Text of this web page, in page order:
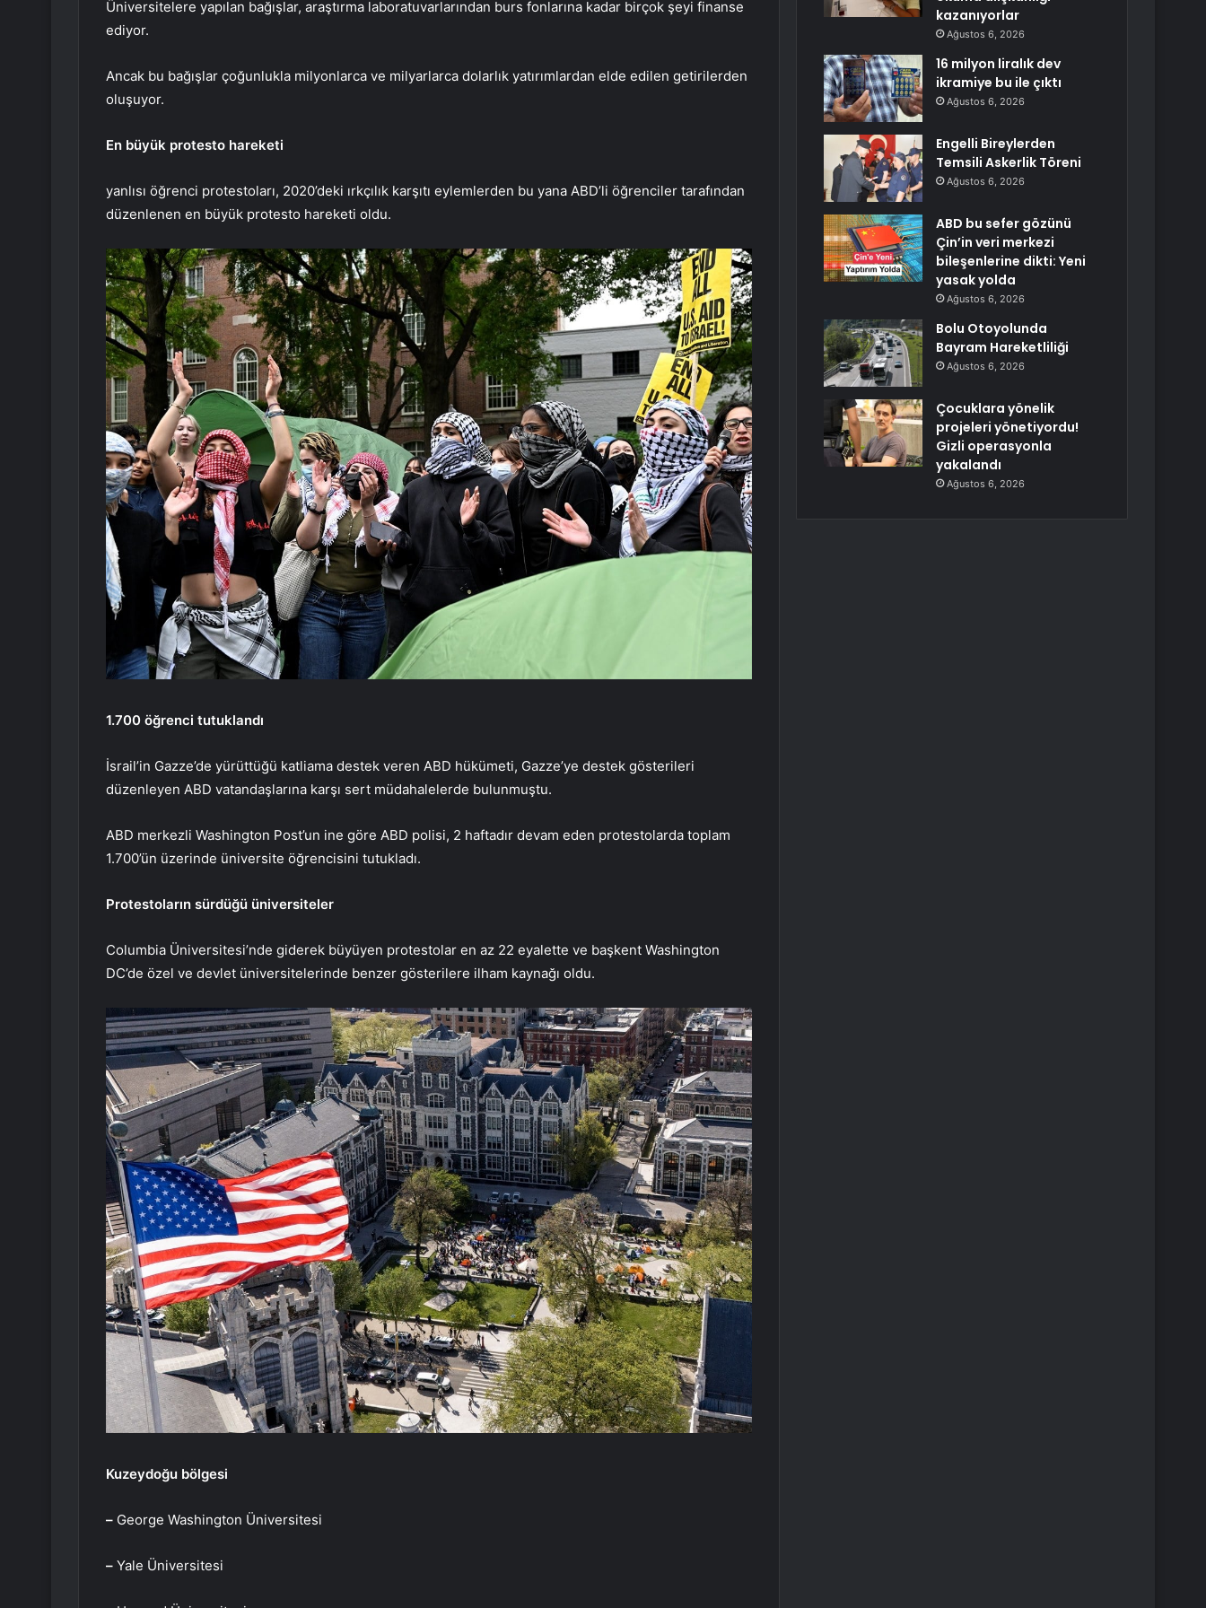
Üniversitelere yapılan bağışlar, araştırma laboratuvarlarından burs fonlarına kadar birçok şeyi finanse
ediyor.
Ancak bu bağışlar çoğunlukla milyonlarca ve milyarlarca dolarlık yatırımlardan elde edilen getirilerden
oluşuyor.
En büyük protesto hareketi
yanlısı öğrenci protestoları, 2020’deki ırkçılık karşıtı eylemlerden bu yana ABD’li öğrenciler tarafından
düzenlenen en büyük protesto hareketi oldu.
1.700 öğrenci tutuklandı
İsrail’in Gazze’de yürüttüğü katliama destek veren ABD hükümeti, Gazze’ye destek gösterileri
düzenleyen ABD vatandaşlarına karşı sert müdahalelerde bulunmuştu.
ABD merkezli Washington Post’un ine göre ABD polisi, 2 haftadır devam eden protestolarda toplam
1.700’ün üzerinde üniversite öğrencisini tutukladı.
Protestoların sürdüğü üniversiteler
Columbia Üniversitesi’nde giderek büyüyen protestolar en az 22 eyalette ve başkent Washington
DC’de özel ve devlet üniversitelerinde benzer gösterilere ilham kaynağı oldu.
Kuzeydoğu bölgesi
– George Washington Üniversitesi
– Yale Üniversitesi
kazanıyorlar
Ağustos 6, 2026
16 milyon liralık dev
ikramiye bu ile çıktı
Ağustos 6, 2026
Engelli Bireylerden
Temsili Askerlik Töreni
Ağustos 6, 2026
ABD bu sefer gözünü
Çin’in veri merkezi
bileşenlerine dikti: Yeni
yasak yolda
Ağustos 6, 2026
Bolu Otoyolunda
Bayram Hareketliliği
Ağustos 6, 2026
Çocuklara yönelik
projeleri yönetiyordu!
Gizli operasyonla
yakalandı
Ağustos 6, 2026